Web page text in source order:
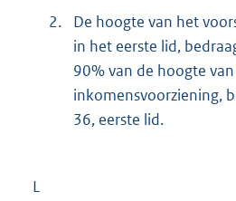
2.
De hoogte van het
in het eerste lid,
90% van de hoogte
inkomensvoorziening,
36, eerste lid.
L